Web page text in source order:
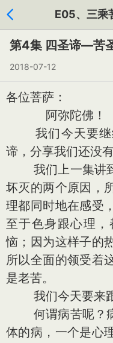
E05、三乘
第4集 四圣谛—苦
2018-07-12
各位菩萨：
阿弥陀佛！
我们今天要继
谛，分享我们还没
我们上一集讲到
坏灭的两个原因，
理都同时地在感受
至于色身跟心理
恼；因为这样子的
所以全面的领受着
是老苦。
我们今天要来跟
何谓病苦呢？病
体的病，一个是心